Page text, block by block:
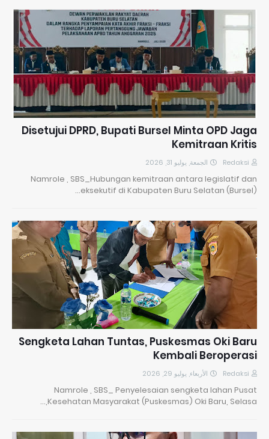
Disetujui DPRD, Bupati Bursel Minta OPD Jaga
Kemitraan Kritis
Redaksi الجمعة, يوليو 31, 2026
Namrole , SBS_Hubungan kemitraan antara legislatif dan
eksekutif di Kabupaten Buru Selatan (Bursel)…
Sengketa Lahan Tuntas, Puskesmas Oki Baru
Kembali Beroperasi
Redaksi الأربعاء, يوليو 29, 2026
Namrole , SBS_ Penyelesaian sengketa lahan Pusat
Kesehatan Masyarakat (Puskesmas) Oki Baru, Selasa,…